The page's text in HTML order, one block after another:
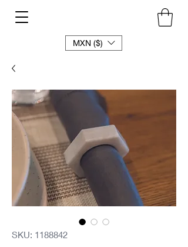
MXN ($)
SKU: 1188842